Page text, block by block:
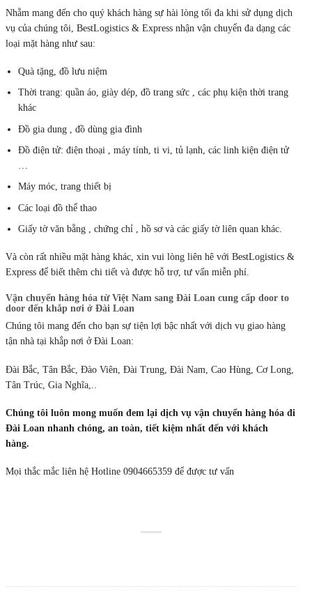
Nhằm mang đến cho quý khách hàng sự hài lòng tối đa khi sử dụng dịch
vụ của chúng tôi, BestLogistics & Express nhận vận chuyển đa dạng các
loại mặt hàng như sau:
Quà tặng, đồ lưu niệm
Thời trang: quần áo, giày dép, đồ trang sức , các phụ kiện thời trang
khác
Đồ gia dung , đồ dùng gia đình
Đồ điện tử: điện thoại , máy tính, ti vi, tủ lạnh, các linh kiện điện tử
Máy móc, trang thiết bị
Các loại đồ thể thao
Giấy tờ văn bằng , chứng chỉ , hồ sơ và các giấy tờ liên quan khác.
Và còn rất nhiều mặt hàng khác, xin vui lòng liên hê với BestLogistics &
Express để biết thêm chi tiết và được hỗ trợ, tư vấn miễn phí.
Vận chuyển hàng hóa từ Việt Nam sang Đài Loan cung cấp door to
door đến khắp nơi ở Đài Loan
Chúng tôi mang đến cho bạn sự tiện lợi bậc nhất với dịch vụ giao hàng
tận nhà tại khắp nơi ở Đài Loan:
Đài Bắc, Tân Bắc, Đào Viên, Đài Trung, Đài Nam, Cao Hùng, Cơ Long,
Tân Trúc, Gia Nghĩa,..
Chúng tôi luôn mong muốn đem lại dịch vụ vận chuyển hàng hóa đi
Đài Loan nhanh chóng, an toàn, tiết kiệm nhất đến với khách
hàng.
Mọi thắc mắc liên hệ Hotline 0904665359 để được tư vấn